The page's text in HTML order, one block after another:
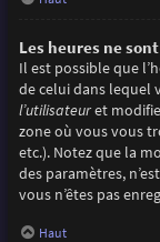
Les heures ne
Il est possible que
de celui dans lequel
l’utilisateuret
zone où vous vous
etc.). Notez que la
des paramètres,
vous n’êtes pas
Haut